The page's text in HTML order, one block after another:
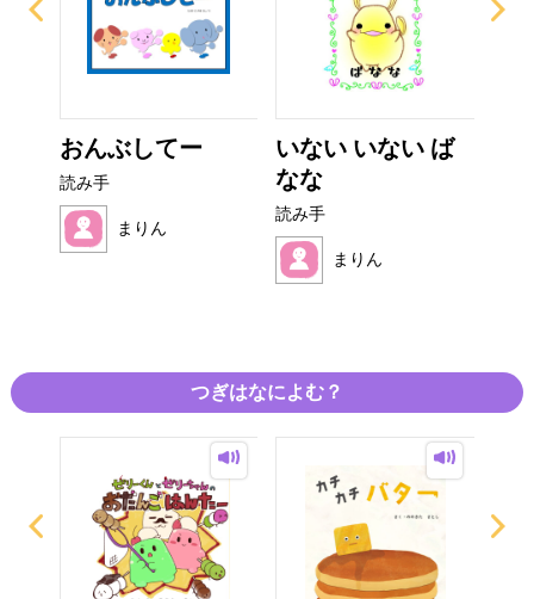
おんぶしてー
読み手
まりん
いない いない ば
なな
読み手
まりん
つぎはなによむ？